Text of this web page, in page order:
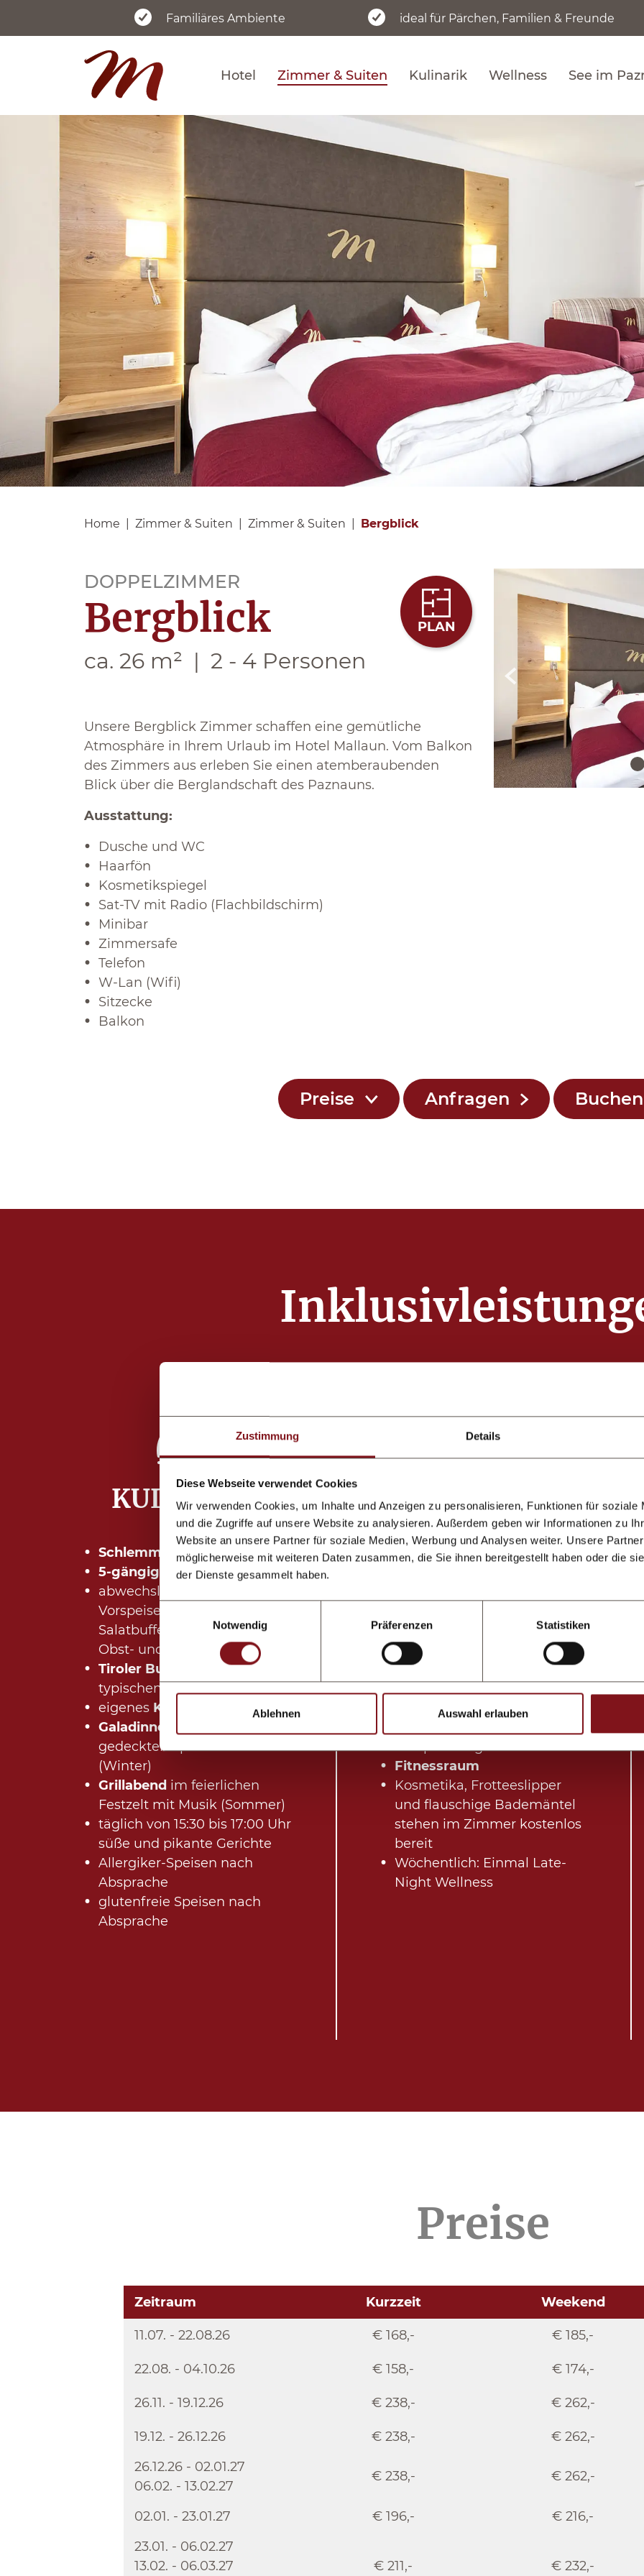
Zustimmung Details
Diese Webseite verwendet Cookies
Wir verwenden Cookies, um Inhalte und Anzeigen zu personalisieren, Funktionen für soziale
und die Zugriffe auf unsere Website zu analysieren. Außerdem geben wir Informationen zu
Website an unsere Partner für soziale Medien, Werbung und Analysen weiter. Unsere
möglicherweise mit weiteren Daten zusammen, die Sie ihnen bereitgestellt haben oder die
der Dienste gesammelt haben.
Einwilligungsauswahl
Notwendig
Präferenzen Statistiken
Ablehnen Auswahl erlauben
Familiäres Ambiente ideal für Pärchen, Familien & Freunde
Hotel Zimmer & Suiten Kulinarik Wellness See im
Home Zimmer & Suiten Zimmer & Suiten Bergblick
PLAN
DOPPELZIMMER
Bergblick
ca. 26 m² 2 - 4 Personen
Unsere Bergblick Zimmer schaffen eine gemütliche
Atmosphäre in Ihrem Urlaub im Hotel Mallaun. Vom Balkon
des Zimmers aus erleben Sie einen atemberaubenden
Blick über die Berglandschaft des Paznauns.
Ausstattung:
Dusche und WC
Haarfön
Kosmetikspiegel
Sat-TV mit Radio (Flachbildschirm)
Minibar
Zimmersafe
Telefon
W-Lan (Wifi)
Sitzecke
Balkon
Preise Anfragen
KULINARIK
Schlemmer-Frühstück
5-gängiges Abendmenü
abwechslungsweise
Vorspeisen- &
Salatbuffets sowie Dessert-,
Obst- und Käsebuffet
Tiroler Buffet
mit regional
typischen Speisen
eigenes Kindermenü
Galadinner
gedeckten Speisesaal
(Winter)
Grillabend im feierlichen
Festzelt mit Musik (Sommer)
täglich von 15:30 bis 17:00 Uhr
süße und pikante Gerichte
Allergiker-Speisen nach
Absprache
glutenfreie Speisen nach
Absprache
WELLNESS
1.000 m2 Berg-Wellness
Sauna, Dampfbad, Infrarot-
Zirben-Therme, Frischwasser-
Brunnen, Erlebnisdusche,
mit Getränken
Entspannungsecke
Fitnessraum
Kosmetika, Frotteeslipper
und flauschige Bademäntel
stehen im Zimmer kostenlos
bereit
Wöchentlich: Einmal Late-
Night Wellness
Preise
Zeitraum Kurzzeit Weekend
11.07. - 22.08.26 € 168,- € 185,-
22.08. - 04.10.26 € 158,- € 174,-
26.11. - 19.12.26 € 238,- € 262,-
19.12. - 26.12.26 € 238,-
€ 262,-
26.12.26 - 02.01.27
06.02. - 13.02.27
€ 238,- € 262,-
02.01. - 23.01.27 € 196,-
€ 216,-
23.01. - 06.02.27
13.02. - 06.03.27
€ 211,- € 232,-